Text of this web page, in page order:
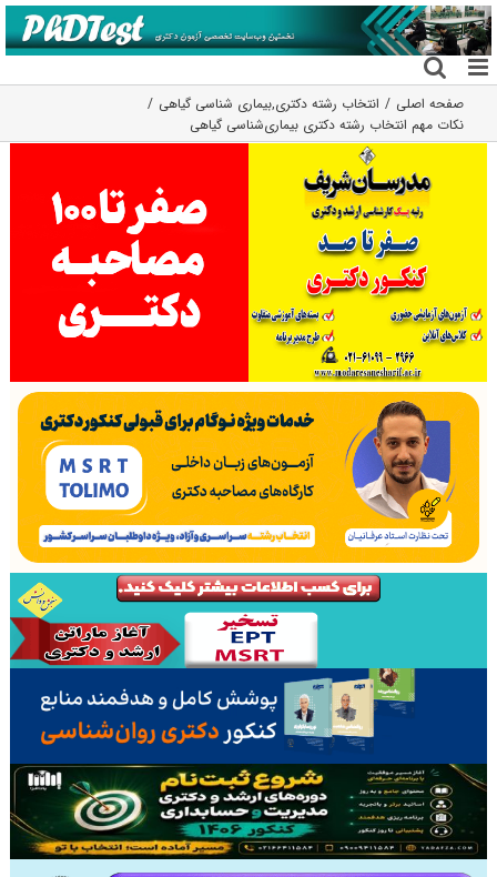
رفتن
به
محتوا
صفحه اصلی انتخاب رشته دکتری,بیماری شناسی گیاهی
نکات مهم انتخاب رشته دکتری بیماری‌شناسی گیاهی